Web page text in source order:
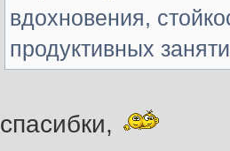
вдохновения,
продуктивных
спасибки,